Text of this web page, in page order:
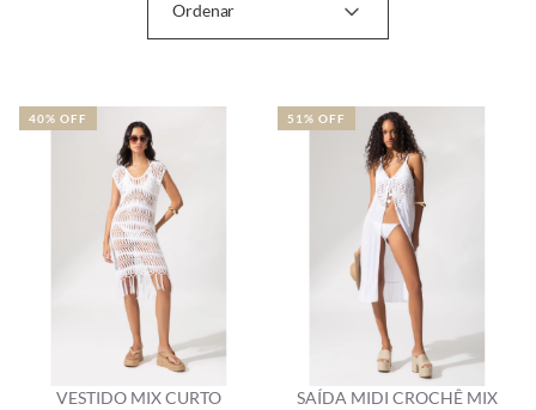
VESTIDO MIX CURTO
40% OFF
SAÍDA MIDI CROCHÊ MIX
51% OFF